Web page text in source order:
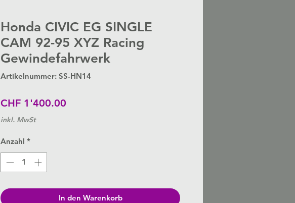
Honda CIVIC EG SINGLE
CAM 92-95 XYZ Racing
Gewindefahrwerk
Artikelnummer: SS-HN14
CHF 1'400.00
inkl. MwSt
Anzahl *
In den Warenkorb